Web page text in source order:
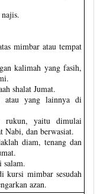
mimbar atau tempat
kalimah yang fasih,
shalat Jumat.
atau yang lainnya di
rukun, yaitu dimulai
Nabi, dan berwasiat.
diam, tenang dan
salam.
kursi mimbar sesudah
azan.